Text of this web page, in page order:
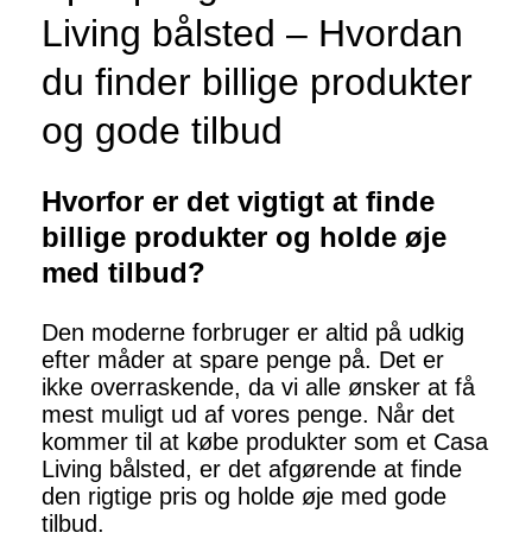
Living bålsted – Hvordan
du finder billige produkter
og gode tilbud
Hvorfor er det vigtigt at finde
billige produkter og holde øje
med tilbud?
Den moderne forbruger er altid på udkig
efter måder at spare penge på. Det er
ikke overraskende, da vi alle ønsker at få
mest muligt ud af vores penge. Når det
kommer til at købe produkter som et Casa
Living bålsted, er det afgørende at finde
den rigtige pris og holde øje med gode
tilbud.